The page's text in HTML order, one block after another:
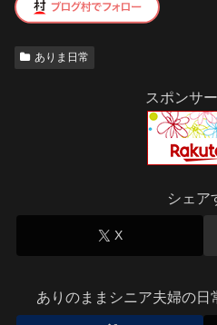
ありま日常
スポンサ
シェア
X
ありのままシニア夫婦の日